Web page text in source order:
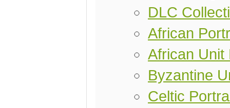
DLC
African
African Unit
Byzantine
Celtic